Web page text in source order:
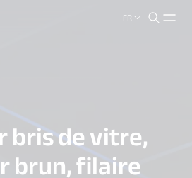
FR
bris de vitre,
brun, filaire